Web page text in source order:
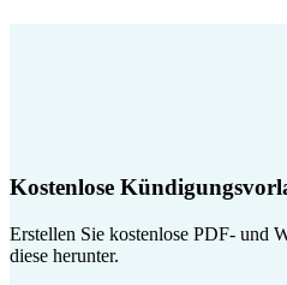
Kostenlose
Erstellen Sie kostenlose PDF- und
diese herunter.